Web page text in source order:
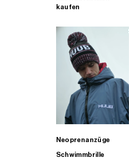
kaufen
Neoprenanzüge
Schwimmbrille